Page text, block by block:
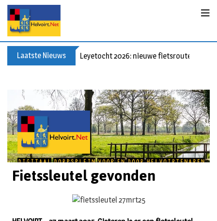
Laatste Nieuws Leyetocht 2026: nieuwe fietsroutes
Fietssleutel gevonden